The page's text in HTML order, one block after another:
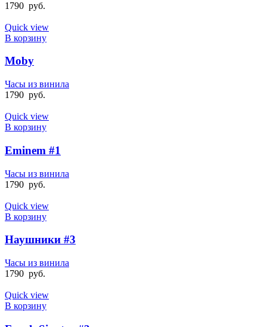
1790 руб.
Quick view
В корзину
Moby
Часы из винила
1790 руб.
Quick view
В корзину
Eminem #1
Часы из винила
1790 руб.
Quick view
В корзину
Наушники #3
Часы из винила
1790 руб.
Quick view
В корзину